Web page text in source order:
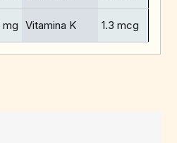
mg Vitamina K 1.3 mcg